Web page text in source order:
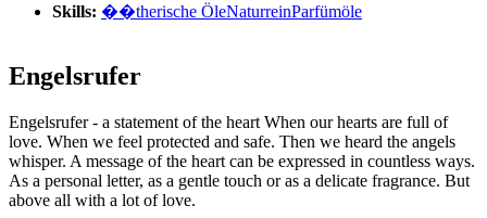
Skills: ��therische ÖleNaturreinParfümöle
Engelsrufer
Engelsrufer - a statement of the heart When our hearts are full of
love. When we feel protected and safe. Then we heard the angels
whisper. A message of the heart can be expressed in countless ways.
As a personal letter, as a gentle touch or as a delicate fragrance. But
above all with a lot of love.